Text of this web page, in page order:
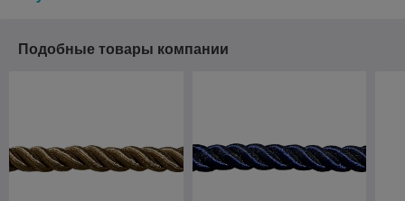
Подобные товары компании